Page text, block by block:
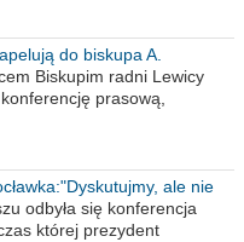
do biskupa A.
Biskupim radni Lewicy
prasową,
ale nie
odbyła się konferencja
której prezydent